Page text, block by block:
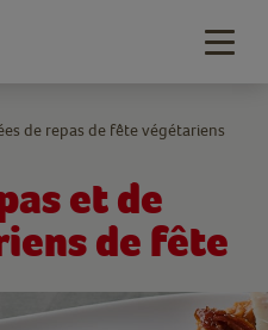
et de
de fête
de repas de fête végétariens